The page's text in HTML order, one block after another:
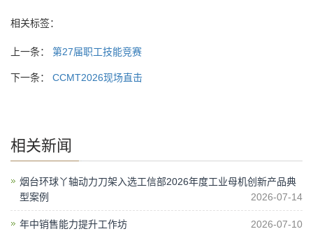
相关标签：
上一条： 第27届职工技能竞赛
下一条： CCMT2026现场直击
相关新闻
烟台环球丫轴动力刀架入选工信部2026年度工业母机创新产品典
型案例
2026-07-14
年中销售能力提升工作坊 2026-07-10